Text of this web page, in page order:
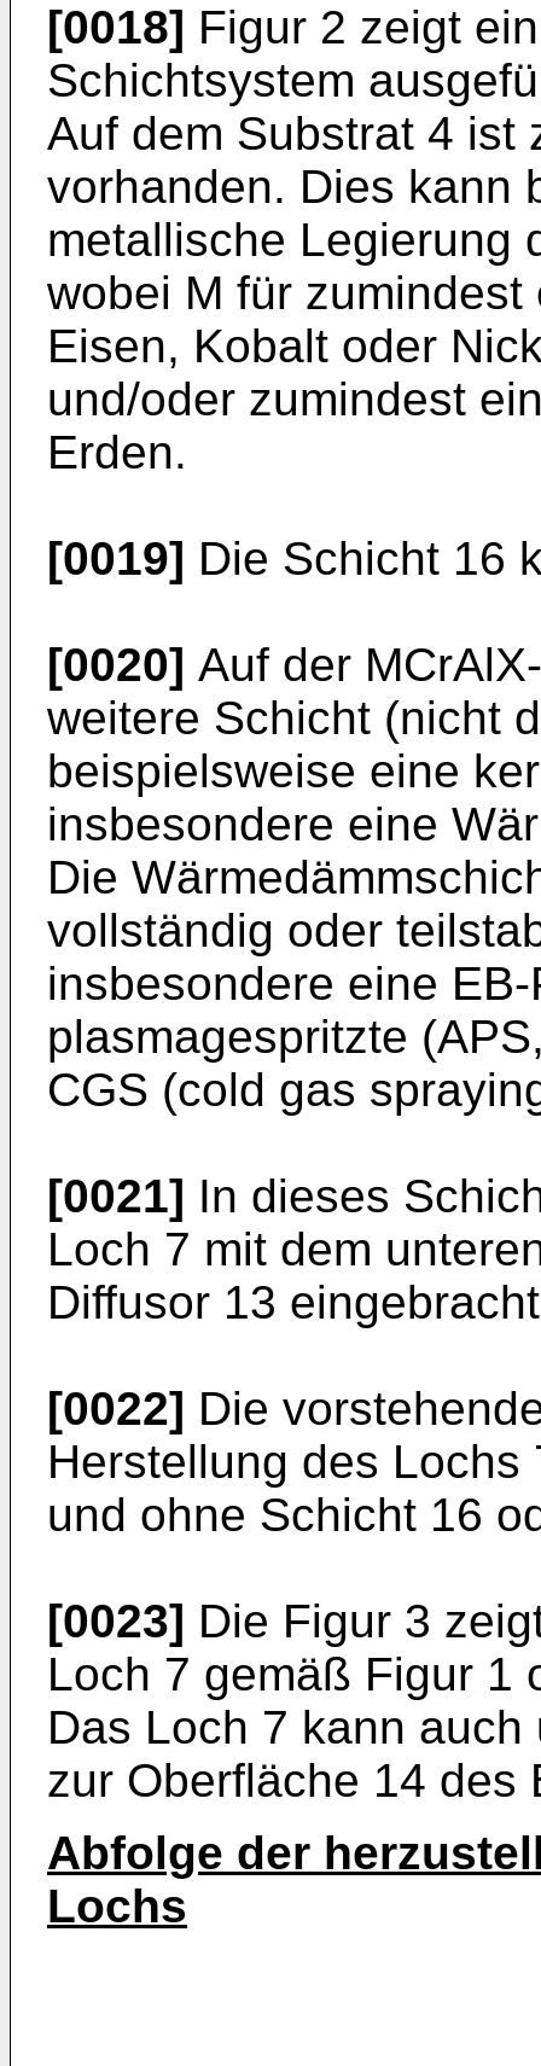
[0018] Figur 2 zeigt
Schichtsystem
Auf dem Substrat 4 ist
vorhanden. Dies kann
metallische Legierung
wobei M für
Eisen, Kobalt oder
und/oder zumindest
Erden.
[0019] Die Schicht 16
[0020] Auf der
weitere Schicht (nicht
beispielsweise eine
insbesondere eine
Die
vollständig oder
insbesondere eine
plasmagespritzte
CGS (cold gas
[0021] In dieses
Loch 7 mit dem
Diffusor 13
[0022] Die
Herstellung des
und ohne Schicht 16
[0023] Die Figur 3
Loch 7 gemäß Figur 1
Das Loch 7 kann
zur Oberfläche 14 des
Abfolge der
Lochs